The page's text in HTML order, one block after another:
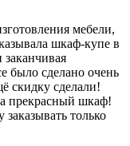
мебели,
шкаф-купе в
было сделано очень
скидку сделали!
прекрасный шкаф!
только